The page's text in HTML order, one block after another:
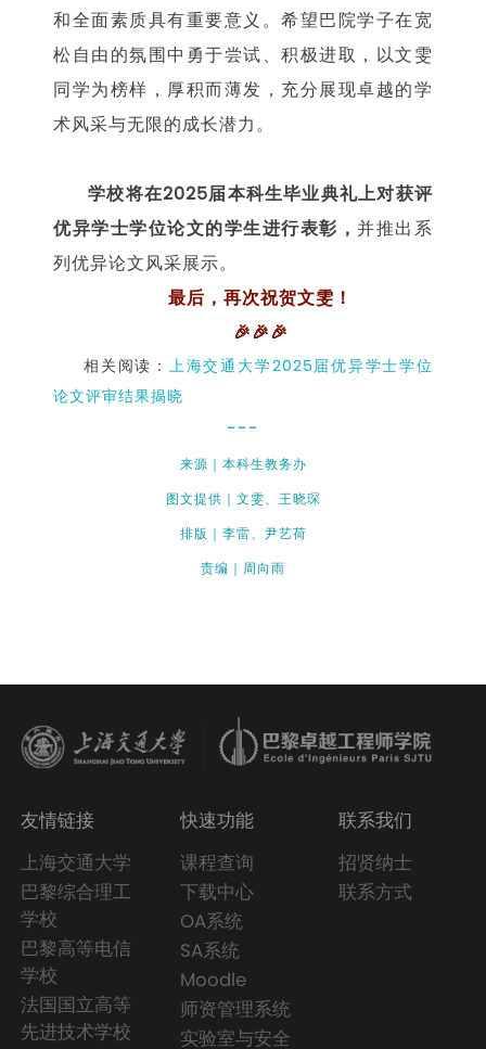
和全面素质具有重要意义。希望巴院学子在宽
松自由的氛围中勇于尝试、积极进取，以文雯
同学为榜样，厚积而薄发，充分展现卓越的学
术风采与无限的成长潜力。
学校将在2025届本科生毕业典礼上对获评
优异学士学位论文的学生进行表彰，并推出系
列优异论文风采展示。
最后，再次祝贺文雯！
🎉🎉🎉
相关阅读： 上海交通大学2025届优异学士学位
论文评审结果揭晓
---
来源｜本科生教务办
图文提供｜文雯、王晓琛
排版｜李雷、尹艺荷
责编｜周向雨
友情链接
上海交通大学
巴黎综合理工
学校
巴黎高等电信
学校
法国国立高等
先进技术学校
快速功能
课程查询
下载中心
OA系统
SA系统
Moodle
师资管理系统
实验室与安全
联系我们
招贤纳士
联系方式